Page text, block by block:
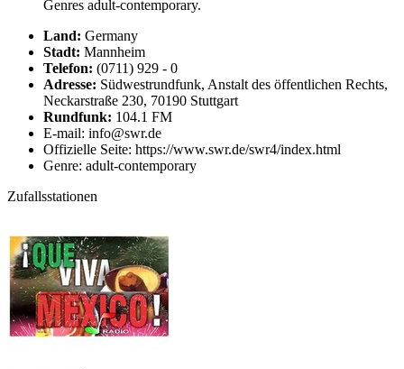
Genres adult-contemporary.
Land: Germany
Stadt: Mannheim
Telefon: (0711) 929 - 0
Adresse: Südwestrundfunk, Anstalt des öffentlichen Rechts,
Neckarstraße 230, 70190 Stuttgart
Rundfunk: 104.1 FM
E-mail: info@swr.de
Offizielle Seite: https://www.swr.de/swr4/index.html
Genre: adult-contemporary
Zufallsstationen